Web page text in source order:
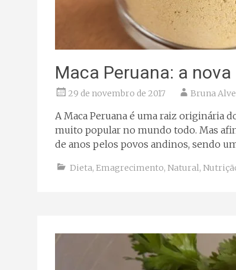
Maca Peruana: a
29 de novembro de 2017 Bruna
A Maca Peruana é uma raiz originária
muito popular no mundo todo. Mas
de anos pelos povos andinos, sendo
Dieta, Emagrecimento, Natural,